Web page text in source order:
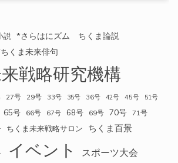
説 *さらはにズム ちくま論説
くま未来俳句
戦略研究機構
27号 29号 33号 35号 36号 42号 45号
51号
65号 66号 67号 68号 69号 70号 71号
ちくま未来戦略サロン ちくま百景
イベント スポーツ大会